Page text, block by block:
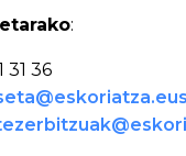
:
31 36